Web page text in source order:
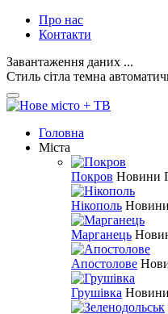
Про нас
Контакти
Завантаження даних ...
Стиль сітла темна
Головна
Міста
Покров Новини
Нікополь
Марганець
Апостолове
Грушівка